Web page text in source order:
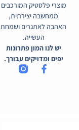
מוצרי פלסטיק המורכבים
ממחשבה יצירתית,
האהבה לאתגרים ושמחת
העשייה.
יש לנו המון פתרונות
יפים ומדויקים עבורך.